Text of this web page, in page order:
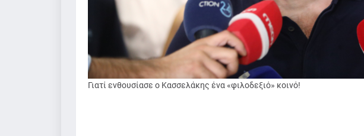
Γιατί ενθουσίασε ο Κασσελάκης ένα «φιλοδεξιό» κοινό!